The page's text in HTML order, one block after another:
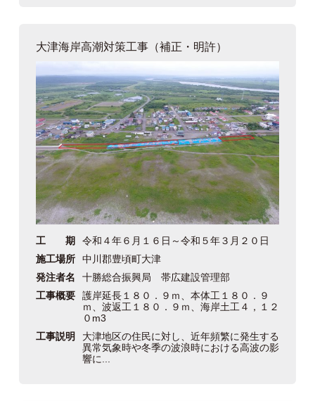
大津海岸高潮対策工事（補正・明許）
工 期
令和４年６月１６日～令和５年３月２０日
施工場所
中川郡豊頃町大津
発注者名
十勝総合振興局 帯広建設管理部
工事概要
護岸延長１８０．９ｍ、本体工１８０．９
ｍ、波返工１８０．９ｍ、海岸土工４，１２
０m3
工事説明
大津地区の住民に対し、近年頻繁に発生する
異常気象時や冬季の波浪時における高波の影
響に...